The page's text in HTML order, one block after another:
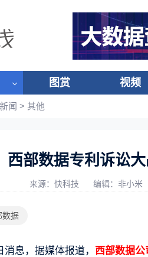
图赏 视频
新闻 > 其他
西部数据专利诉讼
来源：快科技 编辑：非小米
数据
息，据媒体报道， 西部数据